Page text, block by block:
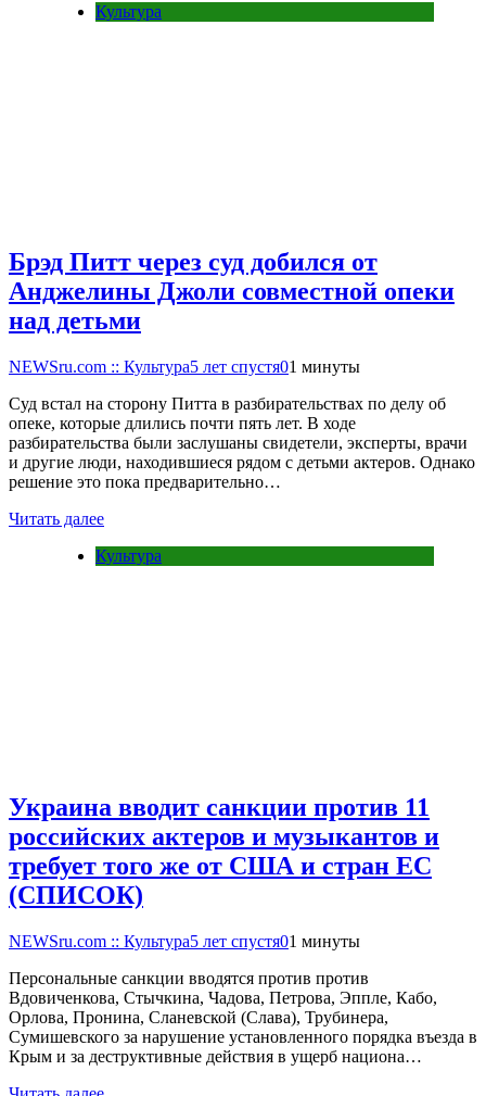
Культура
Брэд Питт через суд добился от
Анджелины Джоли совместной опеки
над детьми
NEWSru.com :: Культура5 лет спустя01 минуты
Суд встал на сторону Питта в разбирательствах по делу об
опеке, которые длились почти пять лет. В ходе
разбирательства были заслушаны свидетели, эксперты, врачи
и другие люди, находившиеся рядом с детьми актеров. Однако
решение это пока предварительно…
Читать далее
Культура
Украина вводит санкции против 11
российских актеров и музыкантов и
требует того же от США и стран ЕС
(СПИСОК)
NEWSru.com :: Культура5 лет спустя01 минуты
Персональные санкции вводятся против против
Вдовиченкова, Стычкина, Чадова, Петрова, Эппле, Кабо,
Орлова, Пронина, Сланевской (Слава), Трубинера,
Сумишевского за нарушение установленного порядка въезда в
Крым и за деструктивные действия в ущерб национа…